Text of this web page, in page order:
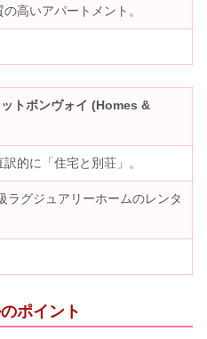
高いアパートメント。
トボンヴォイ (Homes &
的に「住宅と別荘」。
ラグジュアリーホームのレンタ
ポイント